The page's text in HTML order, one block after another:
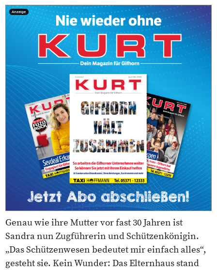
Anzeige
Genau wie ihre Mutter vor fast 30 Jahren ist
Sandra nun Zugführerin und Schützenkönigin.
„Das Schützenwesen bedeutet mir einfach alles“,
gesteht sie. Kein Wunder: Das Elternhaus stand